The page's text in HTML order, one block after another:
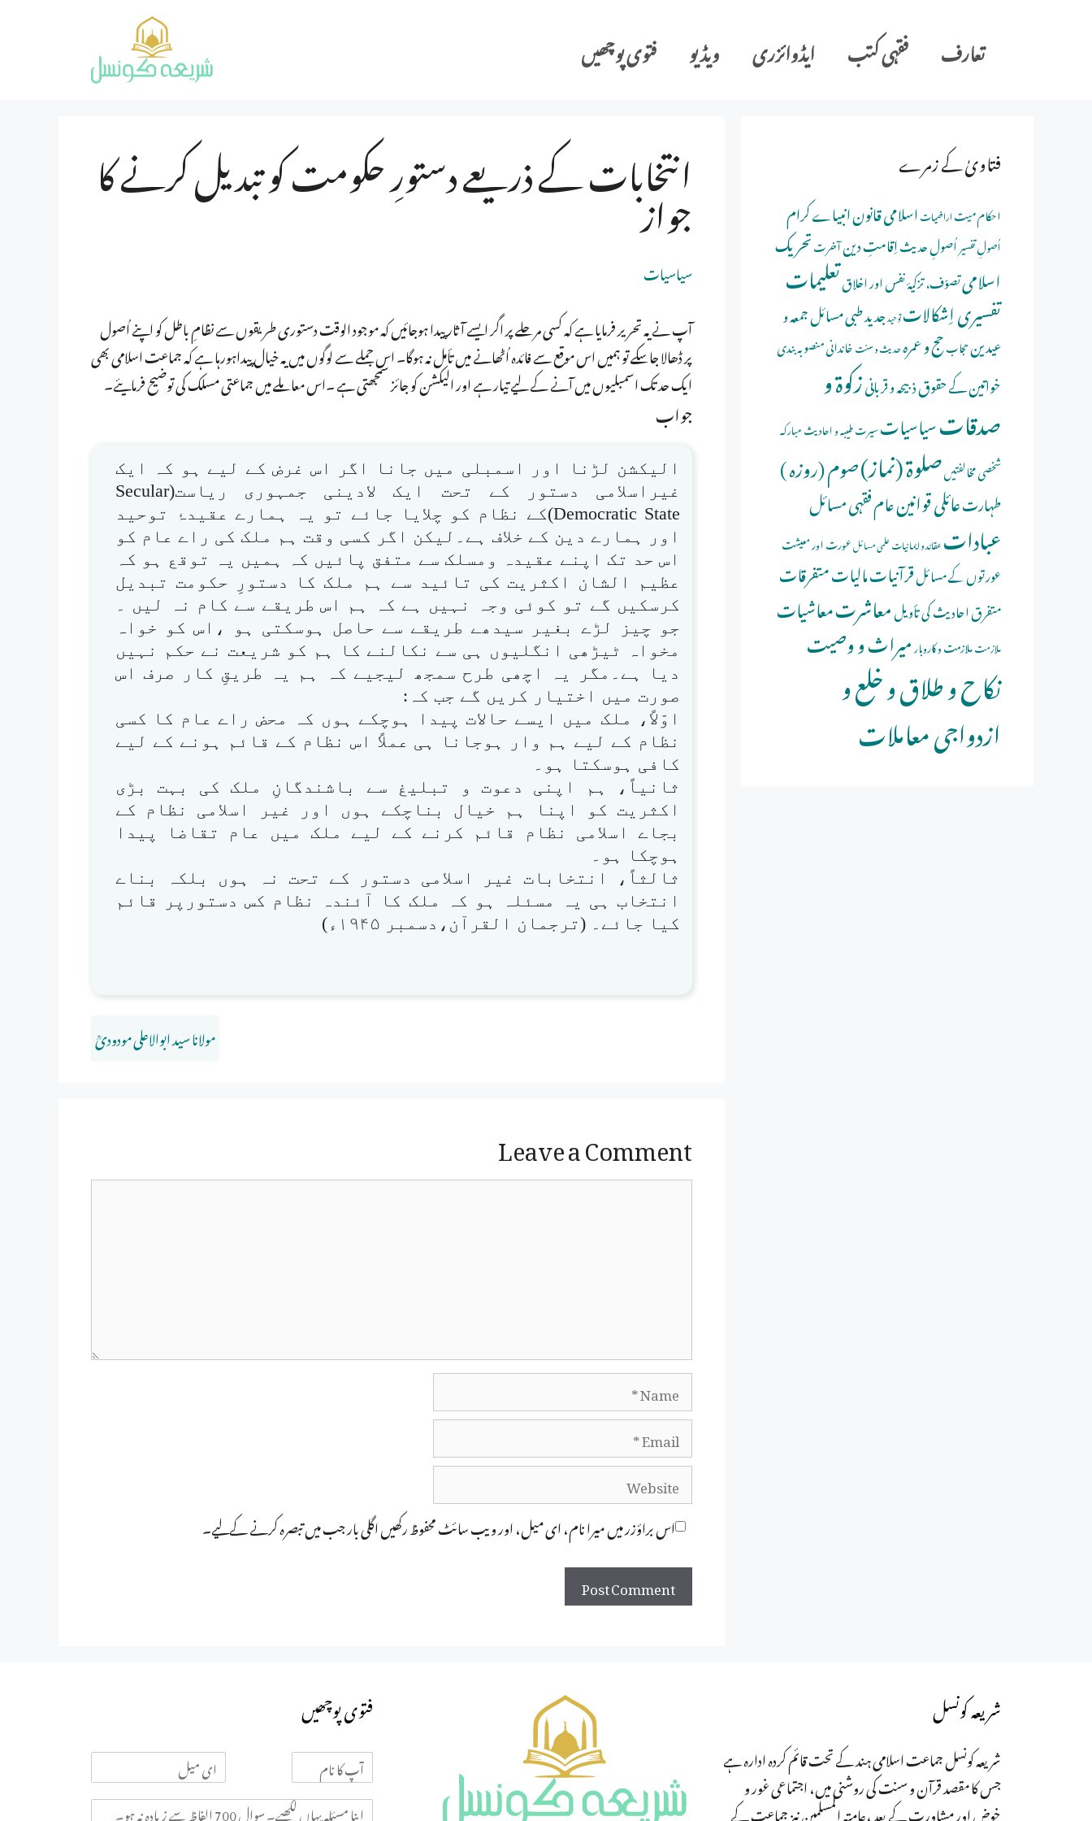
تعارف فقہی کتب ایڈوائزری ویڈیو فتوی پوچھیں
انتخابات کے ذریعے دستورِ حکومت کو تبدیل کرنے کا
جواز
سیاسیات
آپ نے یہ تحریر فرمایا ہے کہ کسی مرحلے پر اگر ایسے آثار پیدا ہوجائیں کہ موجود الوقت دستوری طریقوں سے نظامِ باطل کو اپنے اُصول
پر ڈھالا جاسکے تو ہمیں اس موقع سے فائدہ اُٹھانے میں تأمل نہ ہوگا۔ اس جملے سے لوگوں میں یہ خیال پیداہورہا ہے کہ جماعت اسلامی بھی
ایک حد تک اسمبلیوں میں آنے کے لیے تیار ہے اور الیکشن کو جائز سمجھتی ہے ۔اس معاملے میں جماعتی مسلک کی توضیح فرمایئے۔
جواب
الیکشن لڑنا اور اسمبلی میں جانا اگر اس غرض کے لیے ہو کہ ایک
غیراسلامی دستور کے تحت ایک لادینی جمہوری ریاست(Secular
Democratic State)کے نظام کو چلایا جائے تو یہ ہمارے عقیدۂ توحید
اور ہمارے دین کے خلاف ہے۔لیکن اگر کسی وقت ہم ملک کی راے عام کو
اس حد تک اپنے عقیدہ ومسلک سے متفق پائیں کہ ہمیں یہ توقع ہو کہ
عظیم الشان اکثریت کی تائید سے ہم ملک کا دستورِ حکومت تبدیل
کرسکیں گے تو کوئی وجہ نہیں ہے کہ ہم اس طریقے سے کام نہ لیں ۔
جو چیز لڑے بغیر سیدھے طریقے سے حاصل ہوسکتی ہو ،اس کو خواہ
مخواہ ٹیڑھی انگلیوں ہی سے نکالنے کا ہم کو شریعت نے حکم نہیں
دیا ہے۔مگر یہ اچھی طرح سمجھ لیجیے کہ ہم یہ طریقِ کار صرف اس
صورت میں اختیار کریں گے جب کہ:
اوّلاً، ملک میں ایسے حالات پیدا ہوچکے ہوں کہ محض راے عام کا کسی
نظام کے لیے ہم وار ہوجانا ہی عملاً اس نظام کے قائم ہونے کے لیے
کافی ہوسکتا ہو۔
ثانیاً، ہم اپنی دعوت و تبلیغ سے باشندگانِ ملک کی بہت بڑی
اکثریت کو اپنا ہم خیال بناچکے ہوں اور غیر اسلامی نظام کے
بجاے اسلامی نظام قائم کرنے کے لیے ملک میں عام تقاضا پیدا
ہوچکا ہو۔
ثالثاً، انتخابات غیر اسلامی دستور کے تحت نہ ہوں بلکہ بناے
انتخاب ہی یہ مسئلہ ہو کہ ملک کا آئندہ نظام کس دستورپر قائم
کیا جائے۔ (ترجمان القرآن،دسمبر ۱۹۴۵ء)
مولانا سید ابوالاعلی مودودیؒ
Leave a Comment
Name
Email
Website
اس براؤزر میں میرا نام، ای میل، اور ویب سائٹ محفوظ رکھیں اگلی بار جب میں تبصرہ کرنے کےلیے۔
فتاویٰ کے زمرے
احکام میتاراضیاتاسلامی قانونانبیاے کرام
اُصولِ تفسیراُصولِ حدیثاِقامتِ دینآخرتتحریک
اسلامیتصوّف، تزکیۂ نفس اور اخلاقتعلیمات
تفسیری اِشکالاتتوحیدجدید طبی مسائلجمعہ و
عیدینحجابحج و عمرہحدیث و سنتخاندانی منصوبہ بندی
خواتین کے حقوقذبیحہ و قربانیزکوۃ و
صدقاتسیاسیاتسیرت طیبہ و احادیث مبارکہ
شخصی مخالفتیںصلوة (نماز)صوم (روزہ )
طہارتعائلی قوانینعام فقہی مسائل
عباداتعقائد و ایمانیاتعلمی مسائلعورت اور معیشت
عورتوں کے مسائلقرآنیاتمالیاتمتفرقات
متفرق احادیث کی تأویلمعاشرتمعاشیات
ملازمتملازمت و کاروبارمیراث و وصیت
نکاح و طلاق و خلع و
ازدواجی معاملات
شریعہ کونسل
شریعہ کونسل جماعت اسلامی ہند کے تحت قائم کردہ ادارہ ہے
جس کا مقصد قرآن و سنت کی روشنی میں، اجتماعی غور و
خوض اور مشاورت کے بعد ،عامتہ المسلمین نیز جماعت کے
فتوی پوچھیں